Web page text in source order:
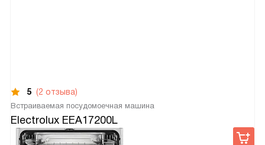
5 (2 отзыва)
Встраиваемая посудомоечная машина
Electrolux EEA17200L
42 690руб.